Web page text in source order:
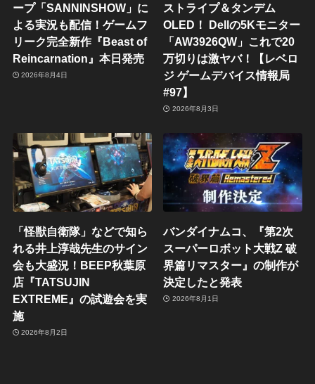
ープ「SANNINSHOW」に
よる実況も配信！ゲームフ
リーク完全新作『Beast of
Reincarnation』本日発売
2026年8月4日
ストライプ＆タンデム
OLED！ Dellの5Kモニター
「AW3926QW」これで20
万切りは激ヤバ！【レベロ
ジ ゲームデバイス情報局
#97】
2026年8月3日
「怪獣自衛隊」などで知ら
れる井上淳哉先生のサイン
会も大盛況！BEEP秋葉原
店『TATSUJIN
EXTREME』の試遊会を実
施
2026年8月2日
バンダイナムコ、『第2次
スーパーロボット大戦Z 破
界篇リマスター』の制作が
決定したと発表
2026年8月1日